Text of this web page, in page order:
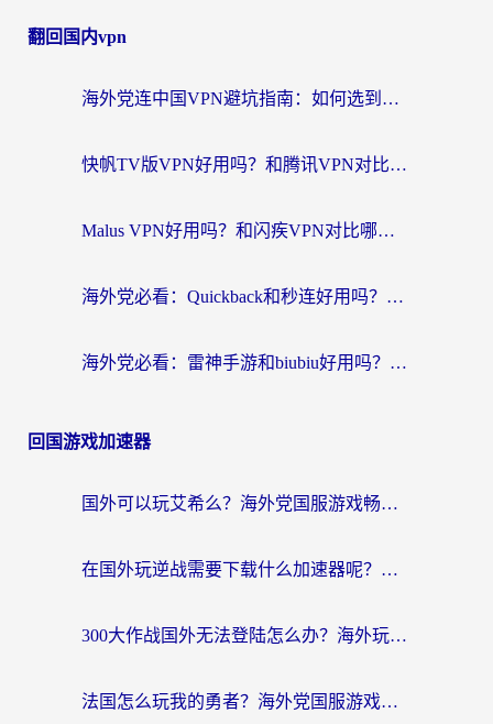
翻回国内vpn
海外党连中国VPN避坑指南：如何选到真正能无缝刷国内资源的加速器？
快帆TV版VPN好用吗？和腾讯VPN对比哪个回国效果更好？海外党必看的真实体验指南
Malus VPN好用吗？和闪疾VPN对比哪个回国效果更好？海外华人的实用避坑指南
海外党必看：Quickback和秒连好用吗？3步选对回国加速器，无缝刷国内资源
海外党必看：雷神手游和biubiu好用吗？3招选对回国加速器无缝刷国内资源
回国游戏加速器
国外可以玩艾希么？海外党国服游戏畅玩终极指南（附加速器选择秘籍）
在国外玩逆战需要下载什么加速器呢？海外党亲测有效的国服游戏加速指南
300大作战国外无法登陆怎么办？海外玩家亲测有效的解决指南
法国怎么玩我的勇者？海外党国服游戏不卡攻略，附3款热门游戏加速实测